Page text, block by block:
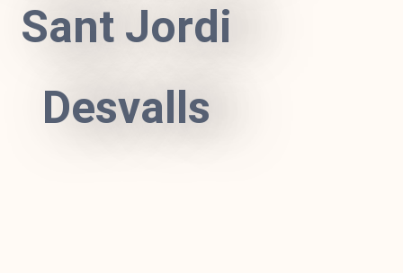
Sant Jordi
Desvalls